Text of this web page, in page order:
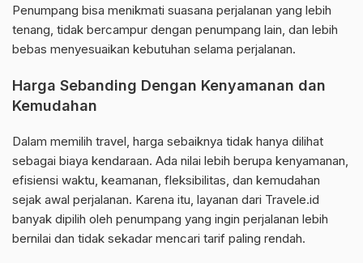
Penumpang bisa menikmati suasana perjalanan yang lebih
tenang, tidak bercampur dengan penumpang lain, dan lebih
bebas menyesuaikan kebutuhan selama perjalanan.
Harga Sebanding Dengan Kenyamanan dan
Kemudahan
Dalam memilih travel, harga sebaiknya tidak hanya dilihat
sebagai biaya kendaraan. Ada nilai lebih berupa kenyamanan,
efisiensi waktu, keamanan, fleksibilitas, dan kemudahan
sejak awal perjalanan. Karena itu, layanan dari Travele.id
banyak dipilih oleh penumpang yang ingin perjalanan lebih
bernilai dan tidak sekadar mencari tarif paling rendah.